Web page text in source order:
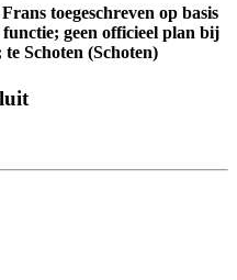
toegeschreven op basis
geen officieel plan bij
te Schoten (Schoten)